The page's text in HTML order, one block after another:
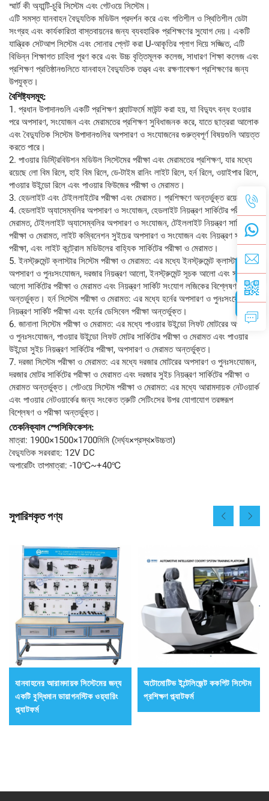
স্মার্ট কী অ্যান্টি-চুরি সিস্টেম এবং গেটওয়ে সিস্টেম।
এটি সমস্ত যানবাহন বৈদ্যুতিক মডিউল প্রদর্শন করে এবং গতিশীল ও স্থিতিশীল ডেটা
সংগ্রহ এবং কার্যকারিতা বাস্তবায়নের জন্য ব্যবহারিক প্রশিক্ষণের সুযোগ দেয়। একটি
যান্ত্রিক সেটআপ সিস্টেম এবং সোনার প্লেট করা U-আকৃতির প্লাগ দিয়ে সজ্জিত, এটি
বিভিন্ন শিক্ষাগত চাহিদা পূরণ করে এবং উচ্চ বৃত্তিমূলক কলেজ, সাধারণ শিক্ষা কলেজ এবং
প্রশিক্ষণ প্রতিষ্ঠানগুলিতে যানবাহন বৈদ্যুতিক তত্ত্ব এবং রক্ষণাবেক্ষণ প্রশিক্ষণের জন্য
উপযুক্ত।
বৈশিষ্ট্যসমূহ:
1. প্রধান উপাদানগুলি একটি প্রশিক্ষণ প্ল্যাটফর্মে মাউন্ট করা হয়, যা বিদ্যুৎ বন্ধ হওয়ার
পরে অপসারণ, সংযোজন এবং মেরামতের প্রশিক্ষণ সুবিধাজনক করে, যাতে ছাত্ররা আলোক
এবং বৈদ্যুতিক সিস্টেম উপাদানগুলির অপসারণ ও সংযোজনের গুরুত্বপূর্ণ বিষয়গুলি আয়ত্ত
করতে পারে।
2. পাওয়ার ডিস্ট্রিবিউশন মডিউল সিস্টেমের পরীক্ষা এবং মেরামতের প্রশিক্ষণ, যার মধ্যে
রয়েছে লো বিম রিলে, হাই বিম রিলে, ডে-টাইম রানিং লাইট রিলে, হর্ন রিলে, ওয়াইপার রিলে,
পাওয়ার উইন্ডো রিলে এবং পাওয়ার ফিউজের পরীক্ষা ও মেরামত।
3. হেডলাইট এবং টেইললাইটের পরীক্ষা এবং মেরামত। প্রশিক্ষণে অন্তর্ভুক্ত রয়েছে:
4. হেডলাইট অ্যাসেম্বলির অপসারণ ও সংযোজন, হেডলাইট নিয়ন্ত্রণ সার্কিটের পরীক্ষা ও
মেরামত, টেইললাইট অ্যাসেম্বলির অপসারণ ও সংযোজন, টেইললাইট নিয়ন্ত্রণ সার্কিটের
পরীক্ষা ও মেরামত, লাইট কম্বিনেশন সুইচের অপসারণ ও সংযোজন এবং নিয়ন্ত্রণ সার্কিটের
পরীক্ষা, এবং লাইট কন্ট্রোল মডিউলের বাহ্যিক সার্কিটের পরীক্ষা ও মেরামত।
5. ইনস্ট্রুমেন্ট ক্লাস্টার সিস্টেম পরীক্ষা ও মেরামত: এর মধ্যে ইনস্ট্রুমেন্ট ক্লাস্টারের
অপসারণ ও পুনঃসংযোজন, দরজার নিয়ন্ত্রণ আলো, ইনস্ট্রুমেন্ট সূচক আলো এবং সতর্কতা
আলো সার্কিটের পরীক্ষা ও মেরামত এবং নিয়ন্ত্রণ সার্কিট সংযোগ লজিকের বিশ্লেষণ
অন্তর্ভুক্ত। হর্ন সিস্টেম পরীক্ষা ও মেরামত: এর মধ্যে হর্নের অপসারণ ও পুনঃসংযোজন,
নিয়ন্ত্রণ সার্কিট পরীক্ষা এবং হর্নের ডেসিবেল পরীক্ষা অন্তর্ভুক্ত।
6. জানালা সিস্টেম পরীক্ষা ও মেরামত: এর মধ্যে পাওয়ার উইন্ডো লিফট মোটরের অপসারণ
ও পুনঃসংযোজন, পাওয়ার উইন্ডো লিফট মোটর সার্কিটের পরীক্ষা ও মেরামত এবং পাওয়ার
উইন্ডো সুইচ নিয়ন্ত্রণ সার্কিটের পরীক্ষা, অপসারণ ও মেরামত অন্তর্ভুক্ত।
7. দরজা সিস্টেম পরীক্ষা ও মেরামত: এর মধ্যে দরজার মোটরের অপসারণ ও পুনঃসংযোজন,
দরজার মোটর সার্কিটের পরীক্ষা ও মেরামত এবং দরজার সুইচ নিয়ন্ত্রণ সার্কিটের পরীক্ষা ও
মেরামত অন্তর্ভুক্ত। গেটওয়ে সিস্টেম পরীক্ষা ও মেরামত: এর মধ্যে আরামদায়ক নেটওয়ার্ক
এবং পাওয়ার নেটওয়ার্কের জন্য সংকেত ত্রুটি সেটিংসের উপর যোগাযোগ তরঙ্গরূপ
বিশ্লেষণ ও পরীক্ষা অন্তর্ভুক্ত।
তেকনিক্যাল স্পেসিফিকেশন:
মাত্রা: 1900×1500×1700মিমি (দৈর্ঘ্য×প্রস্থ×উচ্চতা)
বৈদ্যুতিক সরবরাহ: 12V DC
অপারেটিং তাপমাত্রা: -10℃~+40℃
সুপারিশকৃত পণ্য
যানবাহনের আরামদায়ক সিস্টেমের জন্য
একটি বুদ্ধিমান ডায়াগনস্টিক ওয়্যারিং
প্ল্যাটফর্ম
অটোমোটিভ ইন্টেলিজেন্ট ককপিট সিস্টেম
প্রশিক্ষণ প্ল্যাটফর্ম